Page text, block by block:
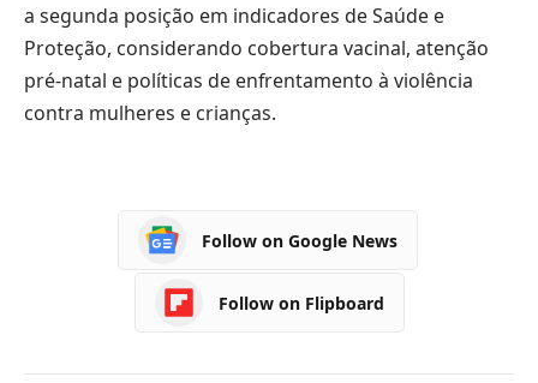
a segunda posição em indicadores de Saúde e
Proteção, considerando cobertura vacinal, atenção
pré-natal e políticas de enfrentamento à violência
contra mulheres e crianças.
Follow on Google News
Follow on Flipboard